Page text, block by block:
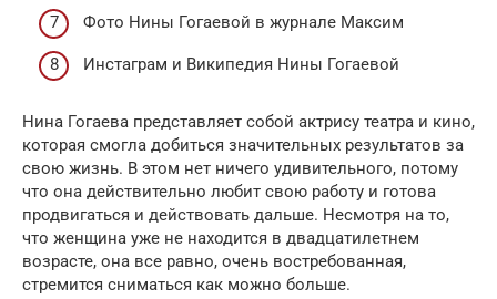
Фото Нины Гогаевой в журнале Максим
Инстаграм и Википедия Нины Гогаевой
Нина Гогаева представляет собой актрису театра и кино,
которая смогла добиться значительных результатов за
свою жизнь. В этом нет ничего удивительного, потому
что она действительно любит свою работу и готова
продвигаться и действовать дальше. Несмотря на то,
что женщина уже не находится в двадцатилетнем
возрасте, она все равно, очень востребованная,
стремится сниматься как можно больше.